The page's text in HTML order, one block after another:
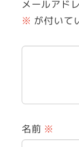
メールアド
※ が付いて
名前 ※